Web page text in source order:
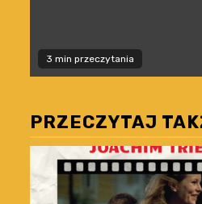
3 min przeczytania
PRZECZYTAJ